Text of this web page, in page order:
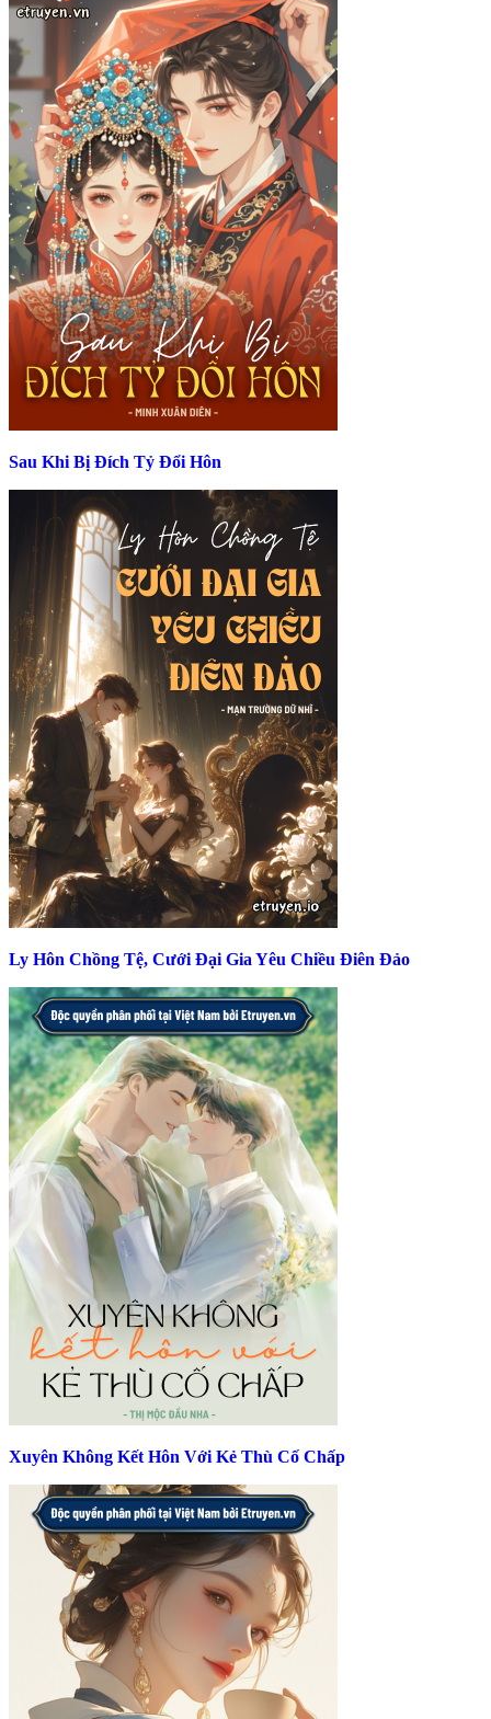
Sau Khi Bị Đích Tỷ Đổi Hôn
Ly Hôn Chồng Tệ, Cưới Đại Gia Yêu Chiều Điên Đảo
Xuyên Không Kết Hôn Với Kẻ Thù Cố Chấp